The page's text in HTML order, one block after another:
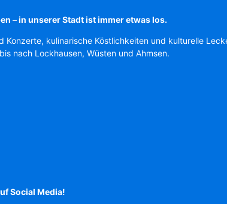
– in unserer Stadt ist immer etwas los.
Konzerte, kulinarische Köstlichkeiten und kulturelle
nach Lockhausen, Wüsten und Ahmsen.
Social Media!